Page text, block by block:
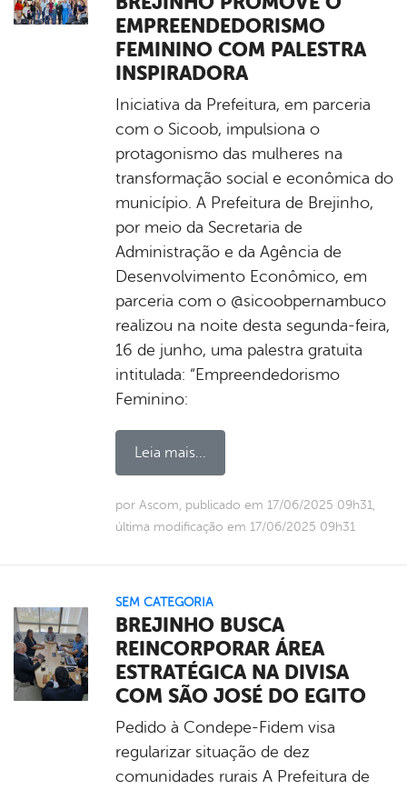
EMPREENDEDORISMO
FEMININO COM PALESTRA
INSPIRADORA
Iniciativa da Prefeitura, em parceria
com o Sicoob, impulsiona o
protagonismo das mulheres na
transformação social e econômica do
município. A Prefeitura de Brejinho,
por meio da Secretaria de
Administração e da Agência de
Desenvolvimento Econômico, em
parceria com o @sicoobpernambuco
realizou na noite desta segunda-feira,
16 de junho, uma palestra gratuita
intitulada: “Empreendedorismo
Feminino:
Leia mais...
por Ascom, publicado em 17/06/2025 09h31,
última modificação em 17/06/2025 09h31
SEM CATEGORIA
BREJINHO BUSCA
REINCORPORAR ÁREA
ESTRATÉGICA NA DIVISA
COM SÃO JOSÉ DO EGITO
Pedido à Condepe-Fidem visa
regularizar situação de dez
comunidades rurais A Prefeitura de